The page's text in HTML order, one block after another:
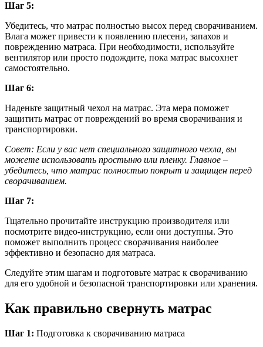
Шаг 5:
Убедитесь, что матрас полностью высох перед сворачиванием.
Влага может привести к появлению плесени, запахов и
повреждению матраса. При необходимости, используйте
вентилятор или просто подождите, пока матрас высохнет
самостоятельно.
Шаг 6:
Наденьте защитный чехол на матрас. Эта мера поможет
защитить матрас от повреждений во время сворачивания и
транспортировки.
Совет: Если у вас нет специального защитного чехла, вы
можете использовать простыню или пленку. Главное –
убедитесь, что матрас полностью покрыт и защищен перед
сворачиванием.
Шаг 7:
Тщательно прочитайте инструкцию производителя или
посмотрите видео-инструкцию, если они доступны. Это
поможет выполнить процесс сворачивания наиболее
эффективно и безопасно для матраса.
Следуйте этим шагам и подготовьте матрас к сворачиванию
для его удобной и безопасной транспортировки или хранения.
Как правильно свернуть матрас
Шаг 1: Подготовка к сворачиванию матраса